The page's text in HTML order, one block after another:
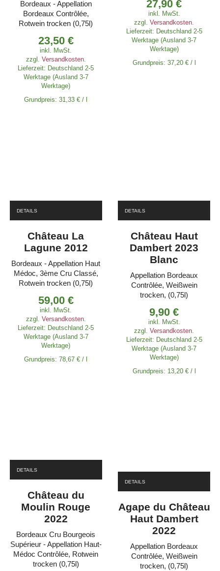
Bordeaux - Appellation
Bordeaux Contrôlée,
Rotwein trocken (0,75l)
23,50 €
inkl. MwSt.
zzgl. Versandkosten.
Lieferzeit: Deutschland 2-5
Werktage (Ausland 3-7
Werktage)
Grundpreis:31,33€ /
27,90€
inkl. MwSt.
zzgl.Versandkosten.
Lieferzeit: Deutschland 2-5
Werktage (Ausland 3-7
Werktage)
Grundpreis: 37,20 €/
DETAILS
Château La
Lagune 2012
Bordeaux - Appellation Haut
Médoc, 3ème Cru Classé,
Rotwein trocken (0,75l)
59,00 €
inkl. MwSt.
zzgl. Versandkosten.
Lieferzeit: Deutschland 2-5
Werktage (Ausland 3-7
Werktage)
Grundpreis:78,67€ /l
DETAILS
Château Haut
Dambert 2023
Blanc
Appellation Bordeaux
Contrôlée, Weißwein
trocken, (0,75l)
9,90€
inkl. MwSt.
zzgl.Versandkosten
Lieferzeit: Deutschland 2-5
Werktage (Ausland 3-7
Werktage)
Grundpreis: 13,20 €/ l
DETAILS
Château du
Moulin Rouge
2022
Bordeaux Cru Bourgeois
Supérieur - Appellation Haut-
Médoc Contrôlée, Rotwein
trocken (0,75l)
DETAILS
Agape du Château
Haut Dambert
2022
Appellation Bordeaux
Contrôlée, Weißwein
trocken, (0,75l)